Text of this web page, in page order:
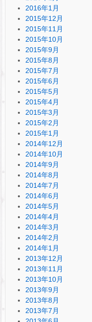
2016年1月
2015年12月
2015年11月
2015年10月
2015年9月
2015年8月
2015年7月
2015年6月
2015年5月
2015年4月
2015年3月
2015年2月
2015年1月
2014年12月
2014年10月
2014年9月
2014年8月
2014年7月
2014年6月
2014年5月
2014年4月
2014年3月
2014年2月
2014年1月
2013年12月
2013年11月
2013年10月
2013年9月
2013年8月
2013年7月